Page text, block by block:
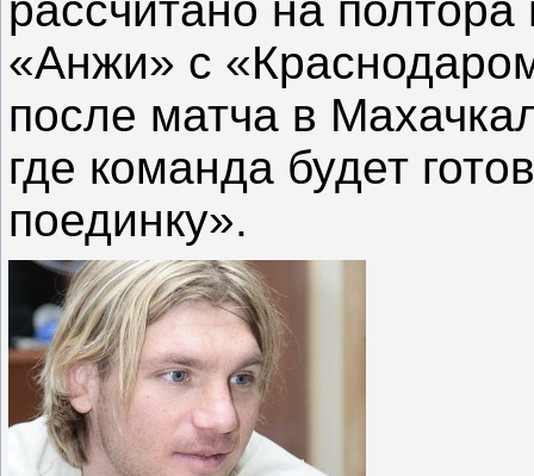
рассчитано на
«Анжи» с
после матча в
где команда будет
поединку».